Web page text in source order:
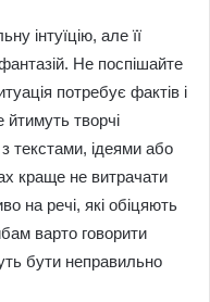
інтуїцію, але її
Не поспішайте
потребує фактів і
йтимуть творчі
текстами, ідеями або
краще не витрачати
на речі, які обіцяють
варто говорити
бути неправильно